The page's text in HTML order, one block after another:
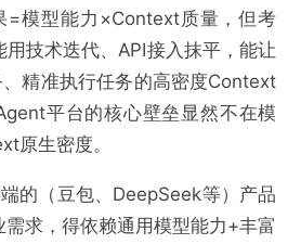
=模型能力×Context质量，但考
技术迭代、API接入抹平，能让
精准执行任务的高密度Context
平台的核心壁垒显然不在模
原生密度。
的（豆包、DeepSeek等）产品
求，得依赖通用模型能力+丰富